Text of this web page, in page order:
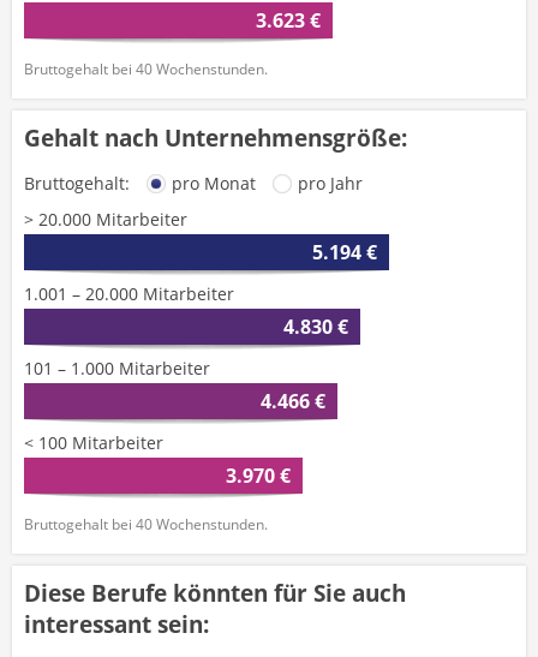
3.623 €
Bruttogehalt bei 40 Wochenstunden.
Gehalt nach Unternehmensgröße:
Bruttogehalt: pro Monat
pro Jahr
> 20.000 Mitarbeiter
5.194 €
1.001 – 20.000 Mitarbeiter
4.830 €
101 – 1.000 Mitarbeiter
4.466 €
< 100 Mitarbeiter
3.970 €
Bruttogehalt bei 40 Wochenstunden.
Diese Berufe könnten für Sie auch
interessant sein: